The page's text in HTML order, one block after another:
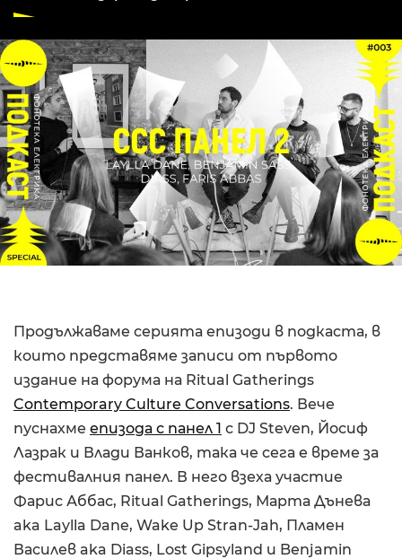
Продължаваме серията епизоди в подкаста, в
които представяме записи от първото
издание на форума на Ritual Gatherings
Contemporary Culture Conversations. Вече
пуснахме епизода с панел 1 с DJ Steven, Йосиф
Лазрак и Влади Ванков, така че сега е време за
фестивалния панел. В него взеха участие
Фарис Аббас, Ritual Gatherings, Марта Дънева
aka Laylla Dane, Wake Up Stran-Jah, Пламен
Василев aka Diass, Lost Gipsyland и Benjamin